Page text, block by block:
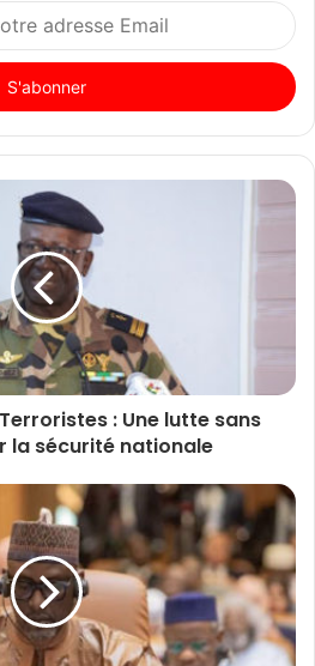
: Une lutte sans
la sécurité nationale